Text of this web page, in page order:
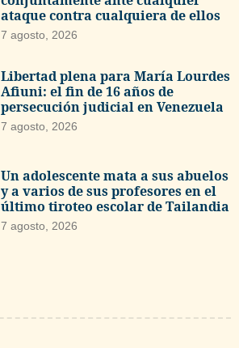
ataque contra cualquiera de ellos
7 agosto, 2026
Libertad plena para María Lourdes
Afiuni: el fin de 16 años de
persecución judicial en Venezuela
7 agosto, 2026
Un adolescente mata a sus abuelos
y a varios de sus profesores en el
último tiroteo escolar de Tailandia
7 agosto, 2026